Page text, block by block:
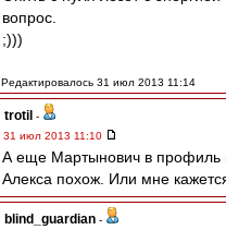
вопрос.
;)))
Редактировалось 31 июл 2013 11:14
trotil -
31 июл 2013 11:10
А еще Мартынович в профиль
Алекса похож. Или мне
blind_guardian -